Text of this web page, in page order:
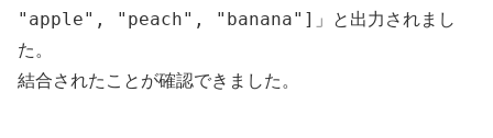
"apple", "peach", "banana"] 」と出力されまし
た。
結合されたことが確認できました。